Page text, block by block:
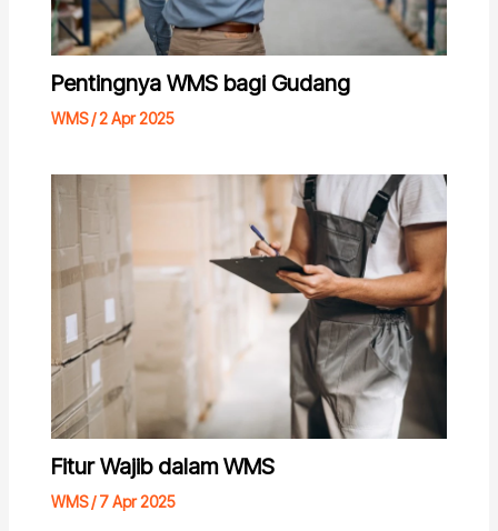
Pentingnya WMS bagi Gudang
WMS/2 Apr 2025
Fitur Wajib dalam WMS
WMS/7 Apr 2025